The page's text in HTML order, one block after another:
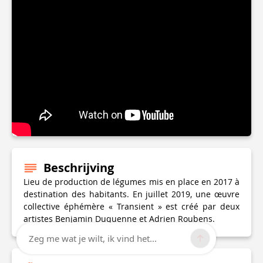
Beschrijving
Lieu de production de légumes mis en place en 2017 à
destination des habitants. En juillet 2019, une œuvre
collective éphémère « Transient » est créé par deux
artistes Benjamin Duquenne et Adrien Roubens.
Zeg me wat je wilt, ik vind het...